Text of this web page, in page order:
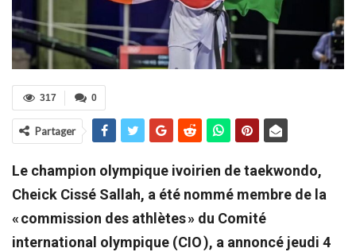
0
317
Partager
Le champion olympique ivoirien de taekwondo,
Cheick Cissé Sallah, a été nommé membre de la
« commission des athlètes » du Comité
international olympique (CIO ), a annoncé jeudi 4